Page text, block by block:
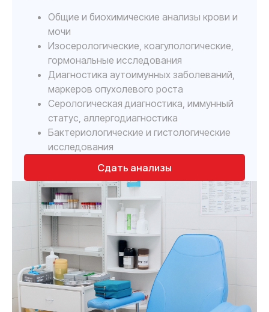
Общие и биохимические анализы крови и
мочи
Изосерологические, коагулологические,
гормональные исследования
Диагностика аутоимунных заболеваний,
маркеров опухолевого роста
Серологическая диагностика, иммунный
статус, аллергодиагностика
Бактериологические и гистологические
исследования
Сдать анализы